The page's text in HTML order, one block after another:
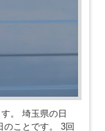
。 埼玉県の日
ことです。 3回